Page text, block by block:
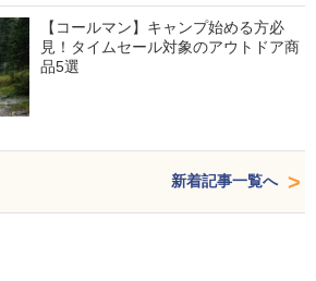
【コールマン】キャンプ始める方必
見！タイムセール対象のアウトドア商
品5選
新着記事一覧へ